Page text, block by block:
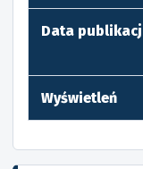
Data
Wyświetleń